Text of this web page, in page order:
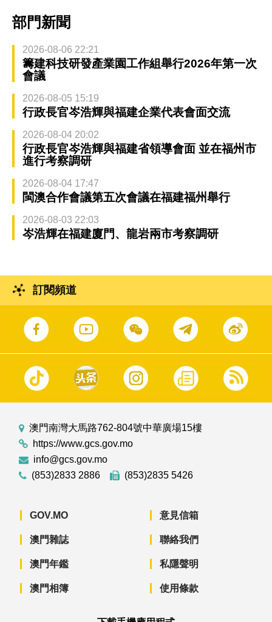
部門新聞
2026-08-06 22:21
籌建科技研發產業園工作組舉行2026年第一次
會議
2026-08-05 15:19
行政長官岑浩輝與福建企業代表會面交流
2026-08-04 20:02
行政長官岑浩輝與福建省領導會面 並在福州市
進行考察調研
2026-08-04 17:47
閩澳合作會議第五次會議在福建福州舉行
2026-08-03 22:03
岑浩輝在福建廈門、龍岩兩市考察調研
訂閱頻道
澳門南灣大馬路762-804號中華廣場15樓
https://www.gcs.gov.mo
info@gcs.gov.mo
(853)2833 2886
(853)2835 5426
GOV.MO
澳門雜誌
澳門年鑑
澳門相簿
意見信箱
聯絡我們
私隱聲明
使用條款